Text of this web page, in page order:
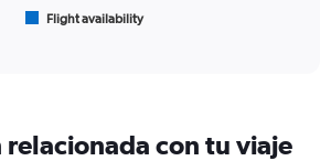
Flight availability
con tu viaje